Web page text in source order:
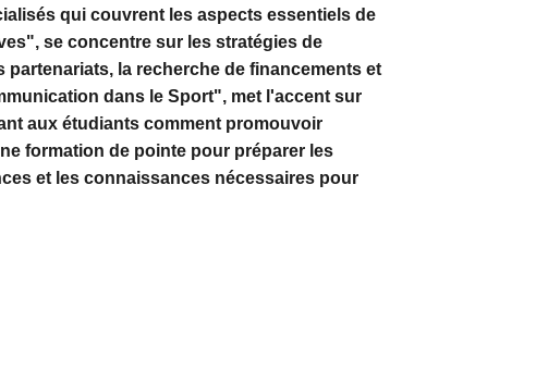
qui couvrent les aspects essentiels de
, se concentre sur les stratégies de
la recherche de financements et
dans le Sport", met l'accent sur
aux étudiants comment promouvoir
formation de pointe pour préparer les
et les connaissances nécessaires pour